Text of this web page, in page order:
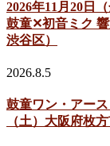
2026年11月20日
鼓童✕初音ミク
渋谷区）
2026.8.5
鼓童ワン・アース
（土）大阪府枚